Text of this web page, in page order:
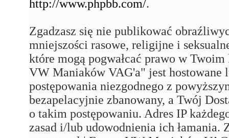
http://www.phpbb.com/.
Zgadzasz się nie publikować
mniejszości rasowe, religijne i
które mogą pogwałcać prawo w
VW Maniaków VAG'a" jest hostowane
postępowania niezgodnego z
bezapelacyjnie zbanowany, a Twój
o takim postępowaniu. Adres IP
zasad i/lub udowodnienia ich